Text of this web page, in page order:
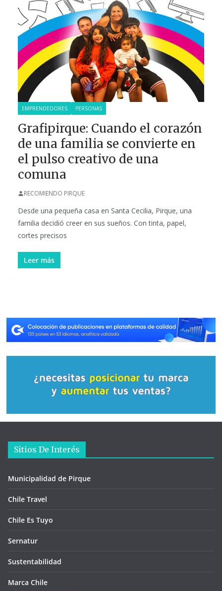
EMPRENDEDORES PERSONAS
Grafipirque: Cuando el corazón
de una familia se convierte en
el pulso creativo de una
comuna
RECOMIENDO PIRQUE
Desde una pequeña casa en Santa Cecilia, Pirque, una
familia decidió creer en sus sueños. Con tinta, papel,
cortes precisos
Leer más
Sitios De Interés
Municipalidad de Pirque
Chile Travel
Chile Es Tuyo
Sernatur
Sustentabilidad
Marca Chile